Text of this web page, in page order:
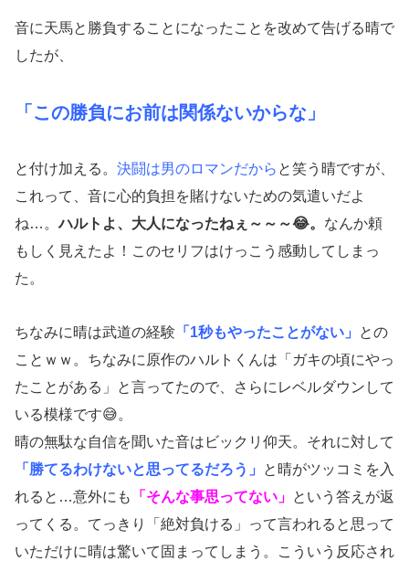
音に天馬と勝負することになったことを改めて告げる晴で
したが、
「この勝負にお前は関係ないからな」
と付け加える。 決闘は男のロマンだから と笑う晴ですが、
これって、音に心的負担を賭けないための気遣いだよ
ね…。ハルトよ、大人になったねぇ～～～😂。 なんか頼
もしく見えたよ！このセリフはけっこう感動してしまっ
た。
ちなみに晴は武道の経験 「1秒もやったことがない」
との
ことｗｗ。ちなみに原作のハルトくんは「ガキの頃にやっ
たことがある」と言ってたので、さらにレベルダウンして
いる模様です😅。
晴の無駄な自信を聞いた音はビックリ仰天。それに対して
「勝てるわけないと思ってるだろう」
と晴がツッコミを入
れると…意外にも
「そんな事思ってない」 という答えが返
ってくる。てっきり「絶対負ける」って言われると思って
いただけに晴は驚いて固まってしまう。こういう反応され